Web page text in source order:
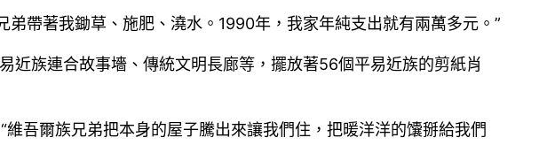
帶著我鋤草、施肥、澆水。1990年，我家年純支出就有兩萬多元。”
近族連合故事墻、傳統文明長廊等，擺放著56個平易近族的剪紙肖
吾爾族兄弟把本身的屋子騰出來讓我們住，把暖洋洋的馕掰給我們